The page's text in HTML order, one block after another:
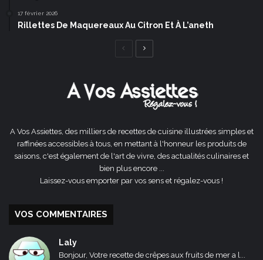
17 février 2026
Rillettes De Maquereaux Au Citron Et À L’aneth
Page
A Vos Assiettes, des milliers de recettes de cuisine illustrées simples et
raffinées accessibles à tous, en mettant à l'honneur les produits de
saisons, c'est également de l'art de vivre, des actualités culinaires et
bien plus encore ...
Laissez-vous emporter par vos sens et régalez-vous !
VOS COMMENTAIRES
Laly
Bonjour, Votre recette de crêpes aux fruits de mer a l...